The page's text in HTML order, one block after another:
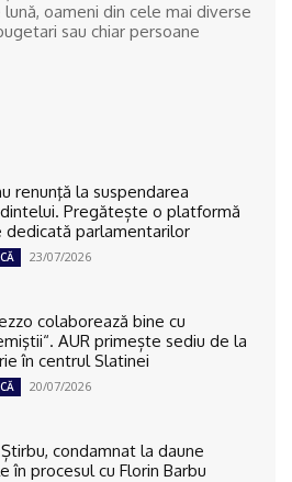
oameni din cele mai diverse
sau chiar persoane
renunţă la suspendarea
Pregătește o platformă
dedicată parlamentarilor
23/07/2026
colaborează bine cu
AUR primește sediu de la
în centrul Slatinei
20/07/2026
condamnat la daune
în procesul cu Florin Barbu